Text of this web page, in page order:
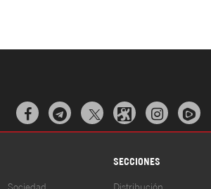
  
SECCIONES
Sociedad Distribución